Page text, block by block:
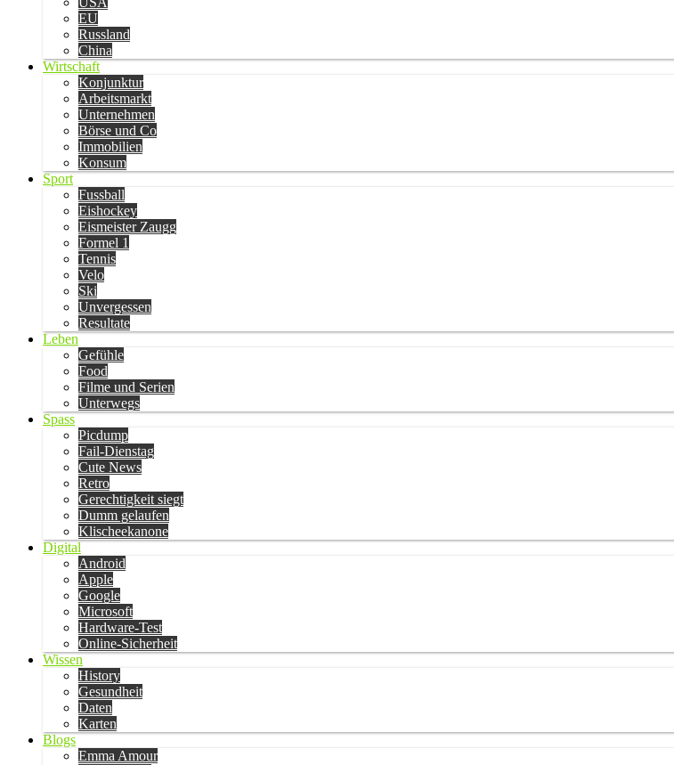
EU
Russland
China
Wirtschaft
Konjunktur
Arbeitsmarkt
Unternehmen
Börse und Co
Immobilien
Konsum
Sport
Fussball
Eishockey
Eismeister Zaugg
Formel 1
Tennis
Velo
Ski
Unvergessen
Resultate
Leben
Gefühle
Food
Filme und Serien
Unterwegs
Spass
Picdump
Fail-Dienstag
Cute News
Retro
Gerechtigkeit siegt
Dumm gelaufen
Klischeekanone
Digital
Android
Apple
Google
Microsoft
Hardware-Test
Online-Sicherheit
Wissen
History
Gesundheit
Daten
Karten
Blogs
Emma Amour